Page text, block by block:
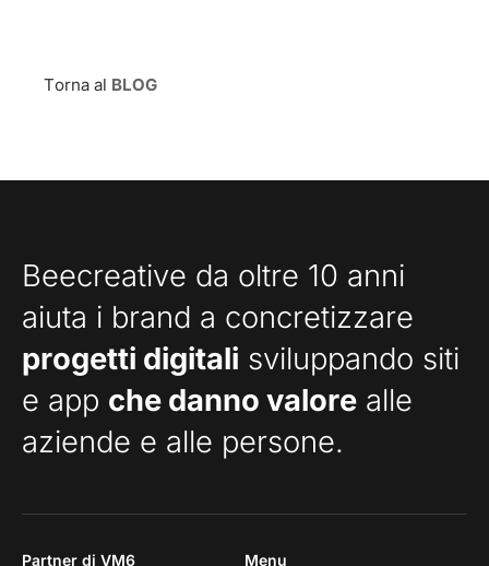
Torna al BLOG
Beecreative da oltre 10 anni
aiuta i brand a concretizzare
progetti digitali sviluppando siti
e app che danno valore alle
aziende e alle persone.
Partner di VM6 Menu